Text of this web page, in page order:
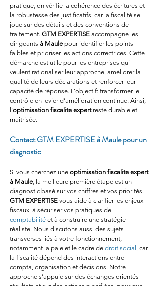
pratique, on vérifie la cohérence des écritures et
la robustesse des justificatifs, car la fiscalité se
joue sur des détails et des conventions de
traitement. GTM EXPERTISE accompagne les
dirigeants à Maule pour identifier les points
faibles et prioriser les actions correctrices. Cette
démarche est utile pour les entreprises qui
veulent rationaliser leur approche, améliorer la
qualité de leurs déclarations et renforcer leur
capacité de réponse. L’objectif: transformer le
contrôle en levier d’amélioration continue. Ainsi,
l’optimisation fiscalite expert reste durable et
maîtrisée.
Contact GTM EXPERTISE à Maule pour un
diagnostic
Si vous cherchez une optimisation fiscalite expert
à Maule, la meilleure première étape est un
diagnostic basé sur vos chiffres et vos priorités.
GTM EXPERTISE vous aide à clarifier les enjeux
fiscaux, à sécuriser vos pratiques de
comptabilité et à construire une stratégie
réaliste. Nous discutons aussi des sujets
transverses liés à votre fonctionnement,
notamment la paie et le cadre de droit social , car
la fiscalité dépend des interactions entre
compta, organisation et décisions. Notre
approche s’appuie sur des échanges orientés